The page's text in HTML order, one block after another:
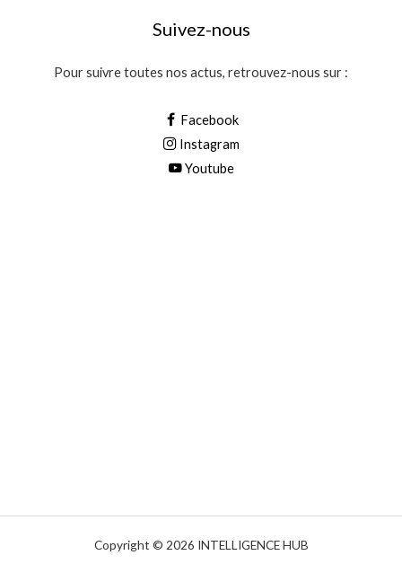
Suivez-nous
Pour suivre toutes nos actus, retrouvez-nous sur :
Facebook
Instagram
Youtube
Copyright © 2026 INTELLIGENCE HUB